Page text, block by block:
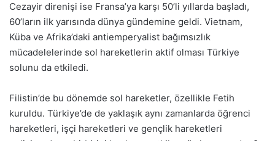
Cezayir direnişi ise Fransa’ya karşı 50’li yıllarda başladı,
60’ların ilk yarısında dünya gündemine geldi. Vietnam,
Küba ve Afrika’daki antiemperyalist bağımsızlık
mücadelelerinde sol hareketlerin aktif olması Türkiye
solunu da etkiledi.
Filistin’de bu dönemde sol hareketler, özellikle Fetih
kuruldu. Türkiye’de de yaklaşık aynı zamanlarda öğrenci
hareketleri, işçi hareketleri ve gençlik hareketleri